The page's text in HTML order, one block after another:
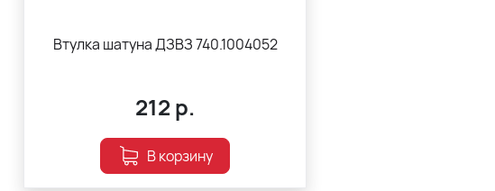
Втулка шатуна ДЗВЗ 740.1004052
212 р.
В корзину